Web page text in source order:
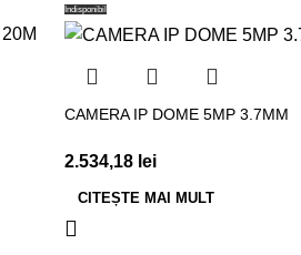
Indisponibil
CAMERA IP DOME 5MP 3.7MM
2.534,18 lei
CITEȘTE MAI MULT